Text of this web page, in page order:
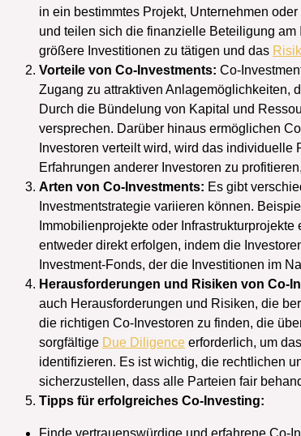
in ein bestimmtes Projekt, Unternehmen
und teilen sich die finanzielle Beteiligung
größere Investitionen zu tätigen und das
Vorteile von Co-Investments: Co-
Zugang zu attraktiven Anlagemöglichkeiten,
Durch die Bündelung von Kapital und
versprechen. Darüber hinaus ermöglichen
Investoren verteilt wird, wird das
Erfahrungen anderer Investoren zu
Arten von Co-Investments: Es gibt
Investmentstrategie variieren können.
Immobilienprojekte oder
entweder direkt erfolgen, indem die
Investment-Fonds, der die Investitionen im
Herausforderungen und Risiken von Co-
auch Herausforderungen und Risiken, die
die richtigen Co-Investoren zu finden, die
sorgfältige Due Diligence erforderlich, um
identifizieren. Es ist wichtig, die rechtlichen
sicherzustellen, dass alle Parteien fair
Tipps für erfolgreiches Co-Investing:
Finde vertrauenswürdige und erfahrene Co-